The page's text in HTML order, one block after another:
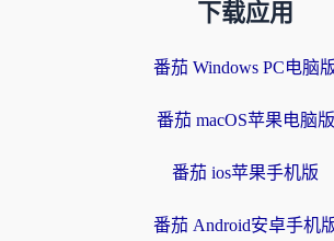
下载应用
番茄 Windows PC电脑
番茄 macOS苹果电脑版
番茄 ios苹果手机版
番茄 Android安卓手机